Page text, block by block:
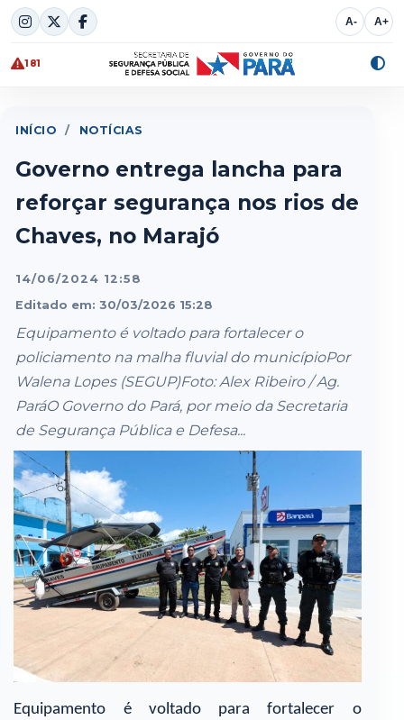
Skip
to
content
A- A+
181
INÍCIO / NOTÍCIAS
Governo entrega lancha para
reforçar segurança nos rios de
Chaves, no Marajó
14/06/2024 12:58
Editado em: 30/03/2026 15:28
Equipamento é voltado para fortalecer o
policiamento na malha fluvial do municípioPor
Walena Lopes (SEGUP)Foto: Alex Ribeiro / Ag.
ParáO Governo do Pará, por meio da Secretaria
de Segurança Pública e Defesa...
Equipamento é voltado para fortalecer o